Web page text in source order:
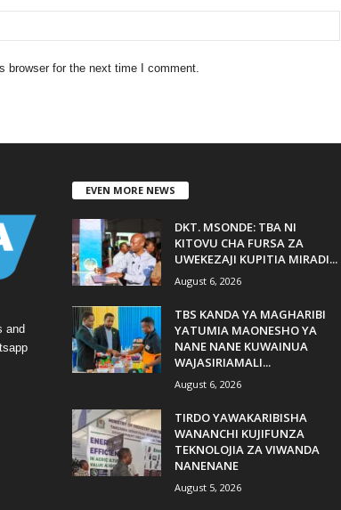
browser for the next time I comment.
and
EVEN MORE NEWS
DKT. MSONDE: TBA NI
KITOVU CHA FURSA ZA
UWEKEZAJI KUPITIA MIRADI...
August 6, 2026
TBS KANDA YA MAGHARIBI
YATUMIA MAONESHO YA
NANE NANE KUWAINUA
WAJASIRIAMALI...
August 6, 2026
TIRDO YAWAKARIBISHA
WANANCHI KUJIFUNZA
TEKNOLOJIA ZA VIWANDA
NANENANE
August 5, 2026